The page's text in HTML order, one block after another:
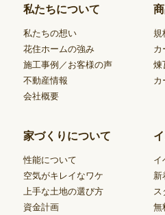
私たちについて
私たちの想い
花住ホームの強み
施工事例／お客様の声
不動産情報
会社概要
規
カ
煉
カ
家づくりについて
性能について
空気がキレイなワケ
上手な土地の選び方
資金計画
イ
新
ス
無